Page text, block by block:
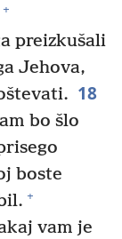
+
preizkušali
Jehova,
18
bo šlo
boste
+
vam je